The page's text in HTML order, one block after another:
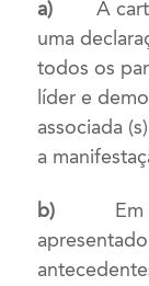
a)A
uma
todos os
líder e
associada
a
b)